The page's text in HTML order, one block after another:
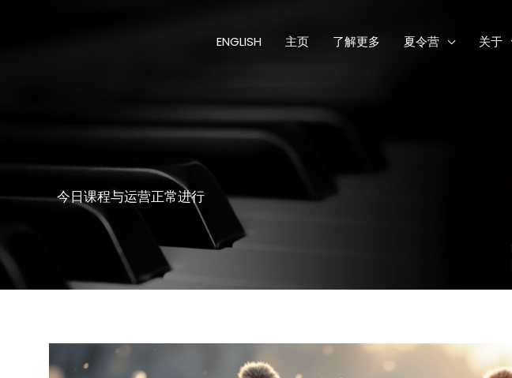
ENGLISH 主页 了解更多 夏令营 关于
今日课程与运营正常进行